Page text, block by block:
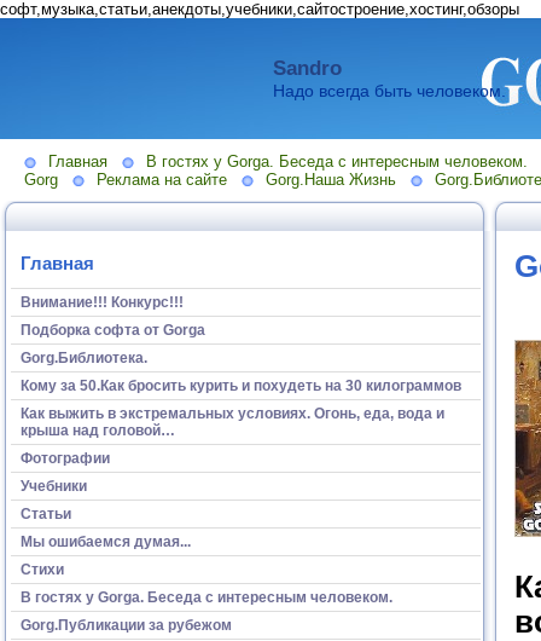
софт,музыка,статьи,анекдоты,учебники,сайтостроение,хостинг,обзоры
Sandro
Надо всегда быть человеком.
Главная
В гостях у Gorga. Беседа с интересным человеком.
Gorg
Реклама на сайте Gorg.Наша Жизнь
Главная
Внимание!!! Конкурс!!!
Подборка софта от Gorga
Gorg.Библиотека.
Кому за 50.Как бросить курить и похудеть на 30 килограммов
Как выжить в экстремальных условиях. Огонь, еда, вода и
крыша над головой…
Фотографии
Учебники
Статьи
Мы ошибаемся думая...
Стихи
В гостях у Gorga. Беседа с интересным человеком.
Gorg.Публикации за рубежом